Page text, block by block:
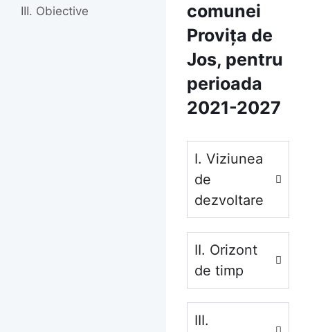
III. Obiective
comunei
Provița de
Jos, pentru
perioada
2021-2027
I. Viziunea
de
dezvoltare
II. Orizont
de timp
III.